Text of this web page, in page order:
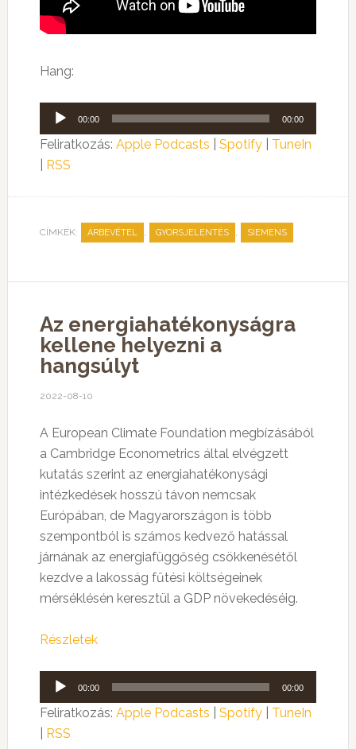
Hang:
Audió
lejátszó
00:00 00:00
Feliratkozás: Apple Podcasts Spotify| TuneIn
RSS
CÍMKÉK: ÁRBEVÉTEL , GYORSJELENTÉS , SIEMENS
Az energiahatékonyságra
kellene helyezni a
hangsúlyt
2022-08-10
A European Climate Foundation megbízásából
a Cambridge Econometrics által elvégzett
kutatás szerint az energiahatékonysági
intézkedések hosszú távon nemcsak
Európában, de Magyarországon is több
szempontból is számos kedvező hatással
járnának az energiafüggőség csökkenésétől
kezdve a lakosság fűtési költségeinek
mérséklésén keresztül a GDP növekedéséig.
Részletek
Audió
lejátszó
00:00 00:00
Feliratkozás: Apple Podcasts Spotify| TuneIn
RSS